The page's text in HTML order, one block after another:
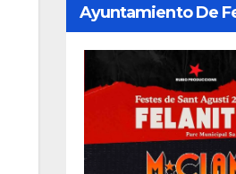
Ayuntamiento De